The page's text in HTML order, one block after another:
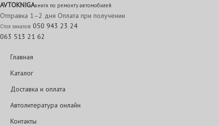
AVTOKNIGAкниги по ремонту автомобилей
Отправка 1–2 дня Оплата при получении
Стол заказов 050 943 23 24
063 513 21 62
Главная
Каталог
Доставка и оплата
Автолитература онлайн
Контакты